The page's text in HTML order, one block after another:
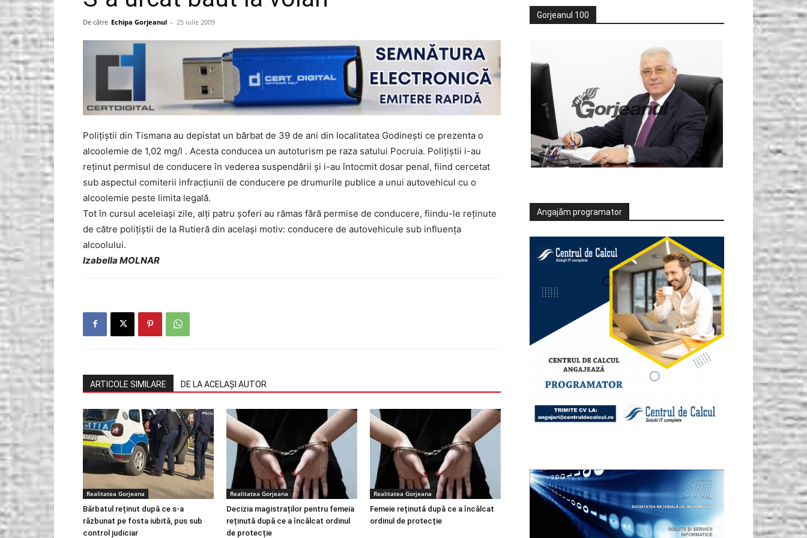
Gorjeanul.ro
De către Echipa Gorjeanul - 25 iulie 2009
Poliţiştii din Tismana au depistat un bărbat de 39 de ani din localitatea Godineşti ce prezenta o
alcoolemie de 1,02 mg/l . Acesta conducea un autoturism pe raza satului Pocruia. Poliţiştii i-au
reţinut permisul de conducere în vederea suspendării şi i-au întocmit dosar penal, fiind cercetat
sub aspectul comiterii infracţiunii de conducere pe drumurile publice a unui autovehicul cu o
alcoolemie peste limita legală.
Tot în cursul aceleiaşi zile, alţi patru şoferi au rămas fără permise de conducere, fiindu-le reţinute
de către poliţiştii de la Rutieră din acelaşi motiv: conducere de autovehicule sub influenţa
alcoolului.
Izabella MOLNAR
ARTICOLE SIMILARE DE LA ACELAȘI AUTOR
Realitatea Gorjeana
Bărbatul reținut după ce s-a
răzbunat pe fosta iubită, pus sub
control judiciar
Realitatea Gorjeana
Decizia magistraților pentru femeia
reținută după ce a încălcat ordinul
de protecție
Realitatea Gorjeana
Femeie reținută după ce a încălcat
ordinul de protecție
Gorjeanul 100
Angajăm programator